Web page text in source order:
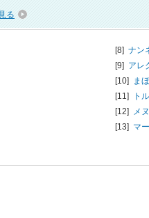
る
[8] ナン
[9] アレ
[10] ま
[11]
ト
[12] メ
[13] マ